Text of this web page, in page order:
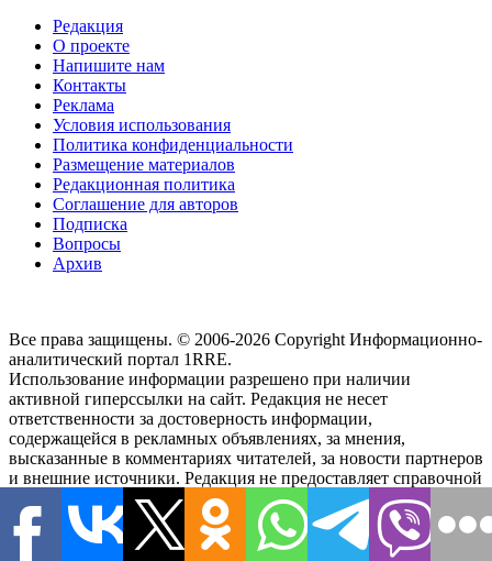
Редакция
О проекте
Напишите нам
Контакты
Реклама
Условия использования
Политика конфиденциальности
Размещение материалов
Редакционная политика
Соглашение для авторов
Подписка
Вопросы
Архив
Все права защищены. © 2006-2026 Copyright Информационно-
аналитический портал 1RRE.
Использование информации разрешено при наличии
активной гиперссылки на сайт. Редакция не несет
ответственности за достоверность информации,
содержащейся в рекламных объявлениях, за мнения,
высказанные в комментариях читателей, за новости партнеров
и внешние источники. Редакция не предоставляет справочной
Наш адрес:
район Тверской, Новослободская улица, 36/1 ,
103066, м. Менделеевская, -Россия, г.Москва, Тел.
+7(495)21-